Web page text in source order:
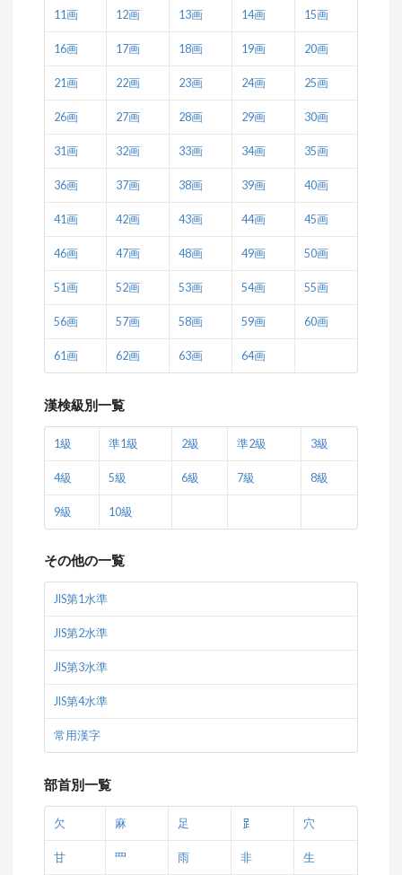
11画 12画 13画 14画 15画
16画 17画 18画 19画 20画
21画 22画 23画 24画 25画
26画 27画 28画 29画 30画
31画 32画 33画 34画 35画
36画 37画 38画 39画 40画
41画 42画 43画 44画 45画
46画 47画 48画 49画 50画
51画 52画 53画 54画 55画
56画 57画 58画 59画 60画
61画 62画 63画 64画
漢検級別一覧
1級 準1級 2級 準2級 3級
4級 5級 6級 7級 8級
9級 10級
その他の一覧
JIS第1水準
JIS第2水準
JIS第3水準
JIS第4水準
常用漢字
部首別一覧
欠 麻 足 𧾷 穴
甘 罒 雨 非 生